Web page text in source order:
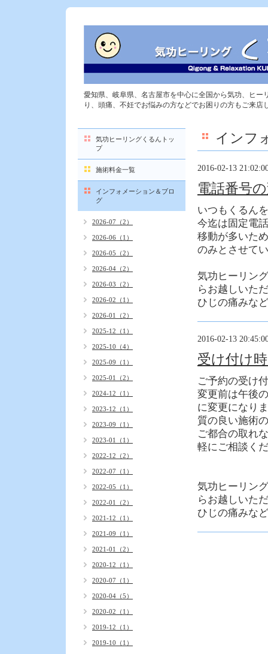
愛知県、岐阜県、名古屋市を中心に全国から気功、ヒー
り、頭痛、不妊でお悩みの方などでお困りの方もご来店
インフ
2016-02-13
電話番号
いつもくるん
今迄は固定電
移動が多いた
のみとさせて
気功ヒーリ
らお越しい
ひじの痛みな
2016-02-13
受け付け
ご予約の受け
変更前は午後
に変更になり
質の良い施術
ご都合の取れ
軽にご相談く
気功ヒーリ
らお越しい
ひじの痛みな
気功ヒーリングくるんトッ
プ
施術料金一覧
インフォメーション＆ブロ
グ
2026-07（2）
2026-06（1）
2026-05（2）
2026-04（2）
2026-03（2）
2026-02（1）
2026-01（2）
2025-12（1）
2025-10（4）
2025-09（1）
2025-01（2）
2024-12（1）
2023-12（1）
2023-09（1）
2023-01（1）
2022-12（2）
2022-07（1）
2022-05（1）
2022-01（2）
2021-12（1）
2021-09（1）
2021-01（2）
2020-12（1）
2020-07（1）
2020-04（5）
2020-02（1）
2019-12（1）
2019-10（1）